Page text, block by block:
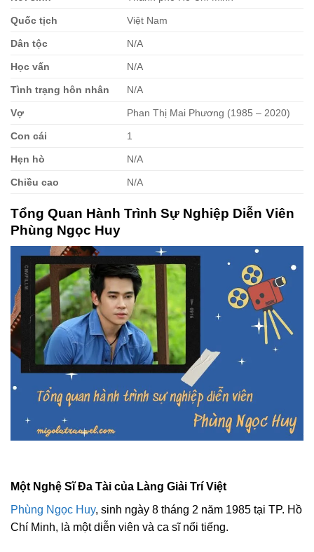
Quốc tịch Việt Nam
Dân tộc N/A
Học vấn N/A
Tình trạng hôn nhân N/A
Vợ Phan Thị Mai Phương (1985 – 2020)
Con cái 1
Hẹn hò N/A
Chiều cao N/A
Tổng Quan Hành Trình Sự Nghiệp Diễn Viên
Phùng Ngọc Huy
Một Nghệ Sĩ Đa Tài của Làng Giải Trí Việt
Phùng Ngọc Huy, sinh ngày 8 tháng 2 năm 1985 tại TP. Hồ
Chí Minh, là một diễn viên và ca sĩ nổi tiếng.